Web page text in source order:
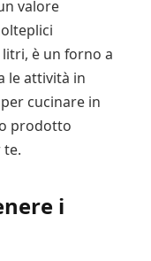
valore
è un forno a
le attività in
cucinare in
prodotto
te.
i